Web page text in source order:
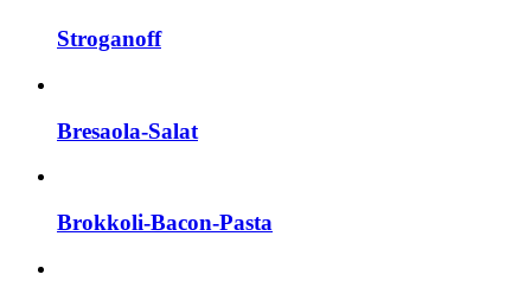
Stroganoff
Bresaola-Salat
Brokkoli-Bacon-Pasta